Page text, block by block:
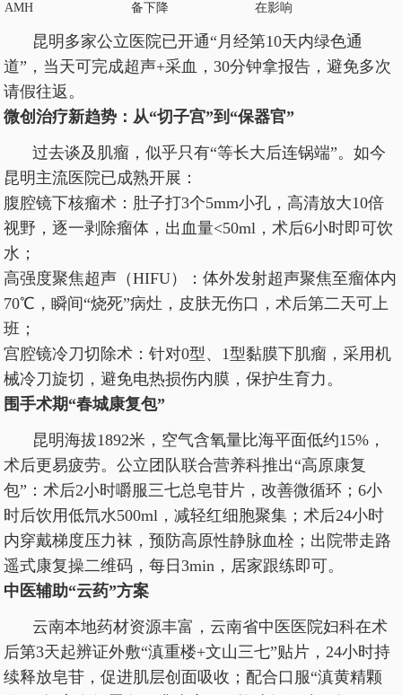
AMH
备下降
在影响
昆明多家公立医院已开通“月经第10天内绿色通
道”，当天可完成超声+采血，30分钟拿报告，避免多次
请假往返。
微创治疗新趋势：从“切子宫”到“保器官”
过去谈及肌瘤，似乎只有“等长大后连锅端”。如今
昆明主流医院已成熟开展：
腹腔镜下核瘤术：肚子打3个5mm小孔，高清放大10倍
视野，逐一剥除瘤体，出血量<50ml，术后6小时即可饮
水；
高强度聚焦超声（HIFU）：体外发射超声聚焦至瘤体内
70℃，瞬间“烧死”病灶，皮肤无伤口，术后第二天可上
班；
宫腔镜冷刀切除术：针对0型、1型黏膜下肌瘤，采用机
械冷刀旋切，避免电热损伤内膜，保护生育力。
围手术期“春城康复包”
昆明海拔1892米，空气含氧量比海平面低约15%，
术后更易疲劳。公立团队联合营养科推出“高原康复
包”：术后2小时嚼服三七总皂苷片，改善微循环；6小
时后饮用低氘水500ml，减轻红细胞聚集；术后24小时
内穿戴梯度压力袜，预防高原性静脉血栓；出院带走路
遥式康复操二维码，每日3min，居家跟练即可。
中医辅助“云药”方案
云南本地药材资源丰富，云南省中医医院妇科在术
后第3天起辨证外敷“滇重楼+文山三七”贴片，24小时持
续释放皂苷，促进肌层创面吸收；配合口服“滇黄精颗